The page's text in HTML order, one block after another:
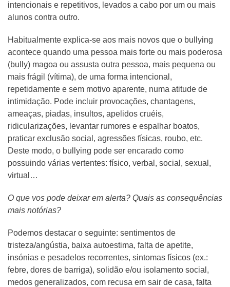
intencionais e repetitivos, levados a cabo por um ou mais
alunos contra outro.
Habitualmente explica-se aos mais novos que o bullying
acontece quando uma pessoa mais forte ou mais poderosa
(bully) magoa ou assusta outra pessoa, mais pequena ou
mais frágil (vítima), de uma forma intencional,
repetidamente e sem motivo aparente, numa atitude de
intimidação. Pode incluir provocações, chantagens,
ameaças, piadas, insultos, apelidos cruéis,
ridicularizações, levantar rumores e espalhar boatos,
praticar exclusão social, agressões físicas, roubo, etc.
Deste modo, o bullying pode ser encarado como
possuindo várias vertentes: físico, verbal, social, sexual,
virtual…
O que vos pode deixar em alerta? Quais as consequências
mais notórias?
Podemos destacar o seguinte: sentimentos de
tristeza/angústia, baixa autoestima, falta de apetite,
insónias e pesadelos recorrentes, sintomas físicos (ex.:
febre, dores de barriga), solidão e/ou isolamento social,
medos generalizados, com recusa em sair de casa, falta